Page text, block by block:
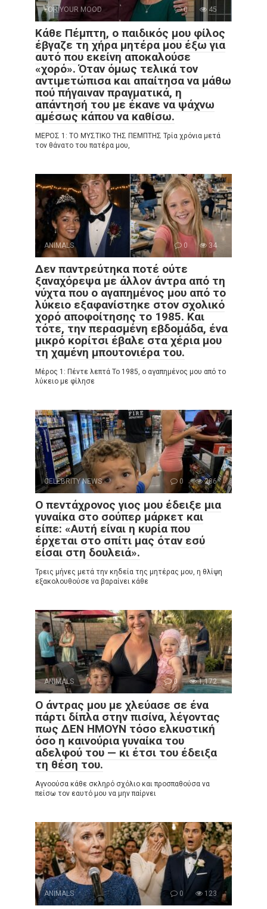
FOR YOUR MOOD 0 45
Κάθε Πέμπτη, ο παιδικός μου φίλος
έβγαζε τη χήρα μητέρα μου έξω για
αυτό που εκείνη αποκαλούσε
«χορό». Όταν όμως τελικά τον
αντιμετώπισα και απαίτησα να μάθω
πού πήγαιναν πραγματικά, η
απάντησή του με έκανε να ψάχνω
αμέσως κάπου να καθίσω.
ΜΕΡΟΣ 1: ΤΟ ΜΥΣΤΙΚΟ ΤΗΣ ΠΕΜΠΤΗΣ Τρία χρόνια μετά
τον θάνατο του πατέρα μου,
ANIMALS 0 34
Δεν παντρεύτηκα ποτέ ούτε
ξαναχόρεψα με άλλον άντρα από τη
νύχτα που ο αγαπημένος μου από το
λύκειο εξαφανίστηκε στον σχολικό
χορό αποφοίτησης το 1985. Και
τότε, την περασμένη εβδομάδα, ένα
μικρό κορίτσι έβαλε στα χέρια μου
τη χαμένη μπουτονιέρα του.
Μέρος 1: Πέντε λεπτά Το 1985, ο αγαπημένος μου από το
λύκειο με φίλησε
CELEBRITY NEWS 0 286
Ο πεντάχρονος γιος μου έδειξε μια
γυναίκα στο σούπερ μάρκετ και
είπε: «Αυτή είναι η κυρία που
έρχεται στο σπίτι μας όταν εσύ
είσαι στη δουλειά».
Τρεις μήνες μετά την κηδεία της μητέρας μου, η θλίψη
εξακολουθούσε να βαραίνει κάθε
ANIMALS 0 1,172
Ο άντρας μου με χλεύασε σε ένα
πάρτι δίπλα στην πισίνα, λέγοντας
πως ΔΕΝ ΗΜΟΥΝ τόσο ελκυστική
όσο η καινούρια γυναίκα του
αδελφού του — κι έτσι του έδειξα
τη θέση του.
Αγνοούσα κάθε σκληρό σχόλιο και προσπαθούσα να
πείσω τον εαυτό μου να μην παίρνει
ANIMALS 0 123